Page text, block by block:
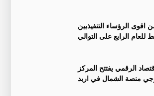
اقوى الرؤساء التنفيذيين
الرابع على التوالي
الرقمي يفتتح المركز
منصة الشمال في اربد